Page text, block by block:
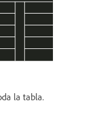
la tabla.